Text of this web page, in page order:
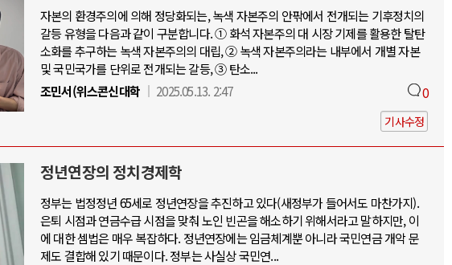
자본의 환경주의에 의해 정당화되는, 녹색 자본주의 안팎에서 전개되는 기후정치의
갈등 유형을 다음과 같이 구분합니다. ① 화석 자본주의 대 시장 기제를 활용한 탈탄
소화를 추구하는 녹색 자본주의의 대립, ② 녹색 자본주의라는 내부에서 개별 자본
및 국민국가를 단위로 전개되는 갈등, ③ 탄소...
조민서(위스콘신대학
2025.05.13. 2:47 0
기사수정
정년연장의 정치경제학
정부는 법정정년 65세로 정년연장을 추진하고 있다(새정부가 들어서도 마찬가지).
은퇴 시점과 연금수급 시점을 맞춰 노인 빈곤을 해소하기 위해서라고 말하지만, 이
에 대한 셈법은 매우 복잡하다. 정년연장에는 임금체계뿐 아니라 국민연금 개악 문
제도 결합해 있기 때문이다. 정부는 사실상 국민연...
러시아-우크라이나 전쟁 중동 위기